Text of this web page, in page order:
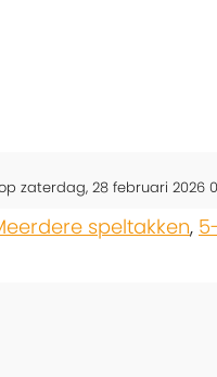
zaterdag, 28 februari 2026
speltakken,